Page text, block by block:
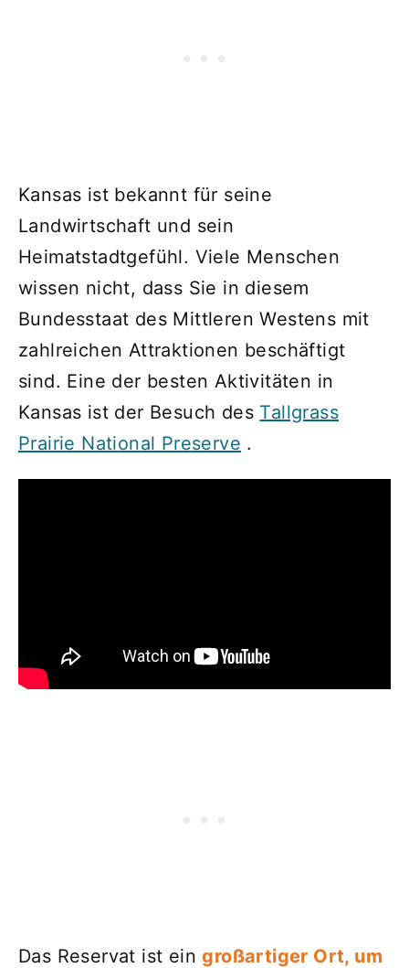
Kansas ist bekannt für seine
Landwirtschaft und sein
Heimatstadtgefühl. Viele Menschen
wissen nicht, dass Sie in diesem
Bundesstaat des Mittleren Westens mit
zahlreichen Attraktionen beschäftigt
sind. Eine der besten Aktivitäten in
Kansas ist der Besuch des Tallgrass
Prairie National Preserve .
Das Reservat ist eingroßartiger Ort, um